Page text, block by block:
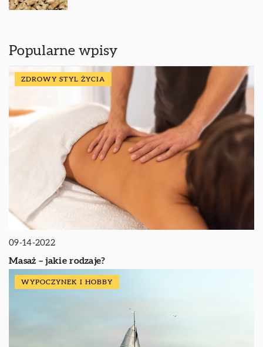
Popularne wpisy
ZDROWY STYL ŻYCIA
09-14-2022
Masaż – jakie rodzaje?
WYPOCZYNEK I HOBBY